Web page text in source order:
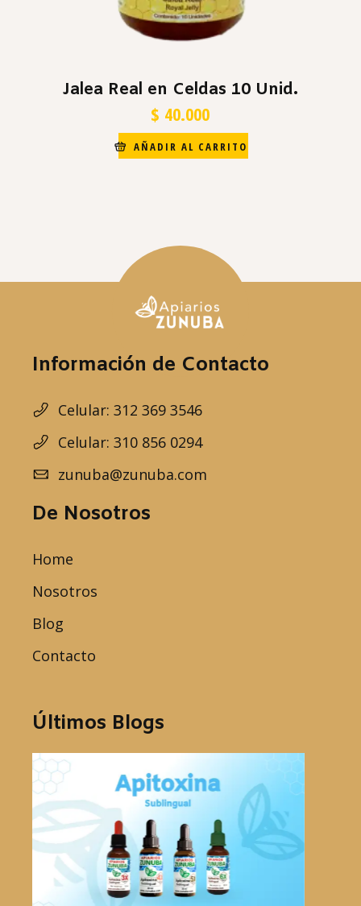
Jalea Real en Celdas 10 Unid.
$ 40.000
AÑADIR AL CARRITO
Información de Contacto
Celular: 312 369 3546
Celular: 310 856 0294
zunuba@zunuba.com
De Nosotros
Home
Nosotros
Blog
Contacto
Últimos Blogs